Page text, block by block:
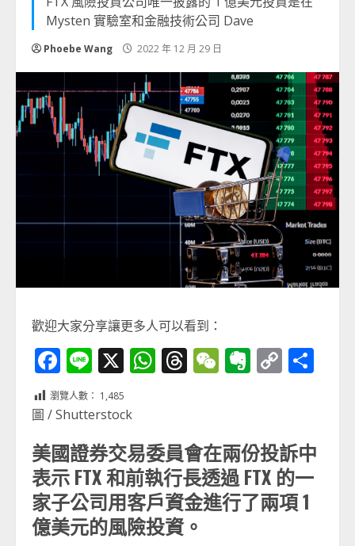
Mysten 實驗室和金融技術公司 Dave
Phoebe Wang 2022 年 12 月 29 日
歡迎大家分享讓更多人可以看到：
Facebook
Line
X WhatsApp
Threads
WeChat
Evernote
Copy
瀏覽人數： 1,485
圖 / Shutterstock
美國證券交易委員會在兩份投訴中
表示 FTX 和前執行長透過 FTX 的一
家子公司用客戶資金進行了兩項 1
億美元的風險投資。